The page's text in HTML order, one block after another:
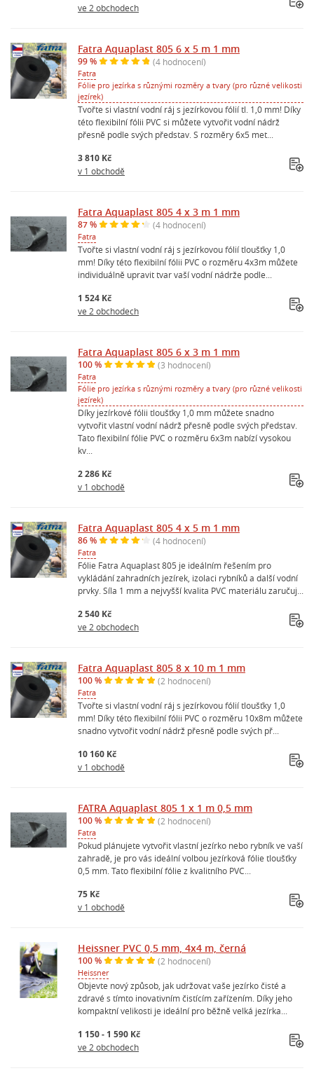
ve 2 obchodech
Fatra Aquaplast 805 6 x 5 m 1 mm
99 % (4 hodnocení)
Fatra
Fólie pro jezírka s různými rozměry a tvary (pro různé velikosti
jezírek)
Tvořte si vlastní vodní ráj s jezírkovou fólií tl. 1,0 mm! Díky
této flexibilní fólii PVC si můžete vytvořit vodní nádrž
přesně podle svých představ. S rozměry 6x5 met...
3 810 Kč
v 1 obchodě
Fatra Aquaplast 805 4 x 3 m 1 mm
87 % (4 hodnocení)
Fatra
Tvořte si vlastní vodní ráj s jezírkovou fólií tloušťky 1,0
mm! Díky této flexibilní fólii PVC o rozměru 4x3m můžete
individuálně upravit tvar vaší vodní nádrže podle...
1 524 Kč
ve 2 obchodech
Fatra Aquaplast 805 6 x 3 m 1 mm
100 % (3 hodnocení)
Fatra
Fólie pro jezírka s různými rozměry a tvary (pro různé velikosti
jezírek)
Díky jezírkové fólii tloušťky 1,0 mm můžete snadno
vytvořit vlastní vodní nádrž přesně podle svých představ.
Tato flexibilní fólie PVC o rozměru 6x3m nabízí vysokou
kv...
2 286 Kč
v 1 obchodě
Fatra Aquaplast 805 4 x 5 m 1 mm
86 % (4 hodnocení)
Fatra
Fólie Fatra Aquaplast 805 je ideálním řešením pro
vykládání zahradních jezírek, izolaci rybníků a další vodní
prvky. Síla 1 mm a nejvyšší kvalita PVC materiálu zaručuj...
2 540 Kč
ve 2 obchodech
Fatra Aquaplast 805 8 x 10 m 1 mm
100 % (2 hodnocení)
Fatra
Tvořte si vlastní vodní ráj s jezírkovou fólií tloušťky 1,0
mm! Díky této flexibilní fólii PVC o rozměru 10x8m můžete
snadno vytvořit vodní nádrž přesně podle svých př...
10 160 Kč
v 1 obchodě
FATRA Aquaplast 805 1 x 1 m 0,5 mm
100 % (2 hodnocení)
Fatra
Pokud plánujete vytvořit vlastní jezírko nebo rybník ve vaší
zahradě, je pro vás ideální volbou jezírková fólie tloušťky
0,5 mm. Tato flexibilní fólie z kvalitního PVC...
75 Kč
v 1 obchodě
Heissner PVC 0,5 mm, 4x4 m, černá
100 % (2 hodnocení)
Heissner
Objevte nový způsob, jak udržovat vaše jezírko čisté a
zdravé s tímto inovativním čistícím zařízením. Díky jeho
kompaktní velikosti je ideální pro běžně velká jezírka...
1 150 - 1 590 Kč
ve 2 obchodech